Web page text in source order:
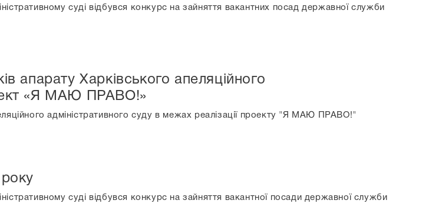
суді відбувся конкурс на зайняття вакантних посад державної служби
апарату Харківського апеляційного
«Я МАЮ ПРАВО!»
адміністративного суду в межах реалізації проекту "Я МАЮ ПРАВО!"
суді відбувся конкурс на зайняття вакантної посади державної служби